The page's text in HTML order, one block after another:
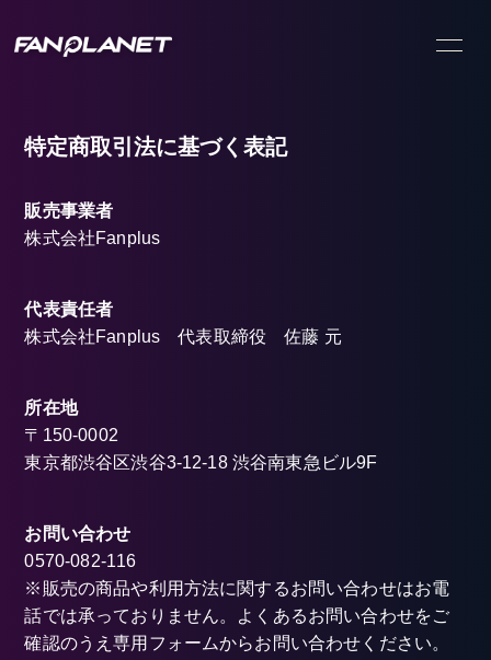
特定商取引法に基づく表記
販売事業者
株式会社Fanplus
代表責任者
株式会社Fanplus 代表取締役 佐藤 元
所在地
〒150-0002
東京都渋谷区渋谷3-12-18 渋谷南東急ビル9F
お問い合わせ
0570-082-116
※販売の商品や利用方法に関するお問い合わせはお電
話では承っておりません。よくあるお問い合わせをご
確認のうえ専用フォームからお問い合わせください。